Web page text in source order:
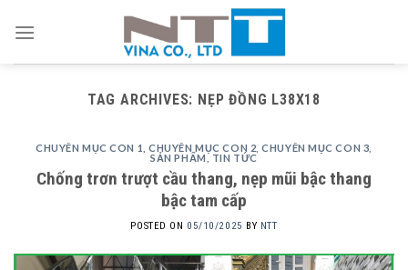
TAG ARCHIVES: NẸP ĐỒNG L38X18
CHUYÊN MỤC CON 1 ,CHUYÊN MỤC CON 2 ,CHUYÊN MỤC CON 3
SẢN PHẨM , TIN TỨC
Chống trơn trượt cầu thang, nẹp mũi bậc thang
bậc tam cấp
POSTED ON 05/10/2025 BY NTT